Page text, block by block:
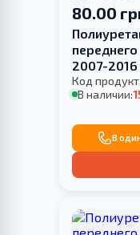
80.00
2007-
Код
В наличии:
В